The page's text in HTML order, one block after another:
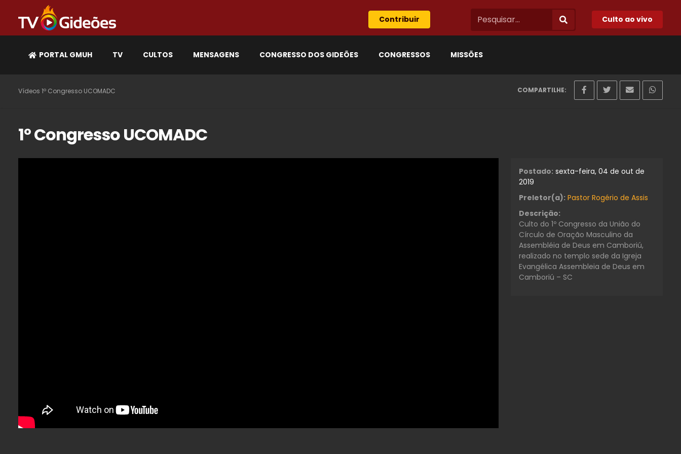
Contribuir Culto ao vivo
PORTAL GMUH TV CULTOS MENSAGENS CONGRESSO DOS GIDEÕES CONGRESSOS MISSÕES
Vídeos 1º Congresso UCOMADC COMPARTILHE:
1º Congresso UCOMADC
Postado: sexta-feira, 04 de out de
2019
Preletor(a): Pastor Rogério de Assis
Descrição:
Culto do 1º Congresso da União do
Círculo de Oração Masculino da
Assembléia de Deus em Camboriú,
realizado no templo sede da Igreja
Evangélica Assembleia de Deus em
Camboriú – SC